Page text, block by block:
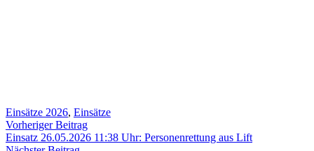
Einsätze 2026, Einsätze
Beitragsnavigation
Vorheriger BeitragVorheriger
Beitrag:
Einsatz 26.05.2026 11:38 Uhr: Personenrettung aus Lift